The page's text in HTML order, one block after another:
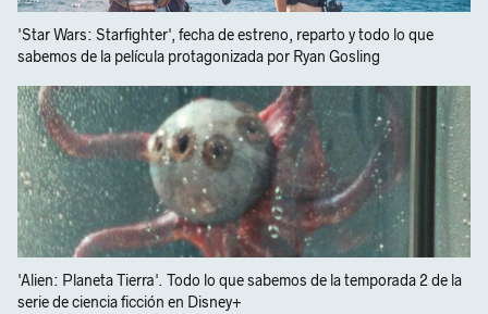
'Star Wars: Starfighter', fecha de estreno, reparto y todo lo que
sabemos de la película protagonizada por Ryan Gosling
'Alien: Planeta Tierra'. Todo lo que sabemos de la temporada 2 de la
serie de ciencia ficción en Disney+